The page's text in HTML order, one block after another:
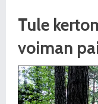
Tule
voiman